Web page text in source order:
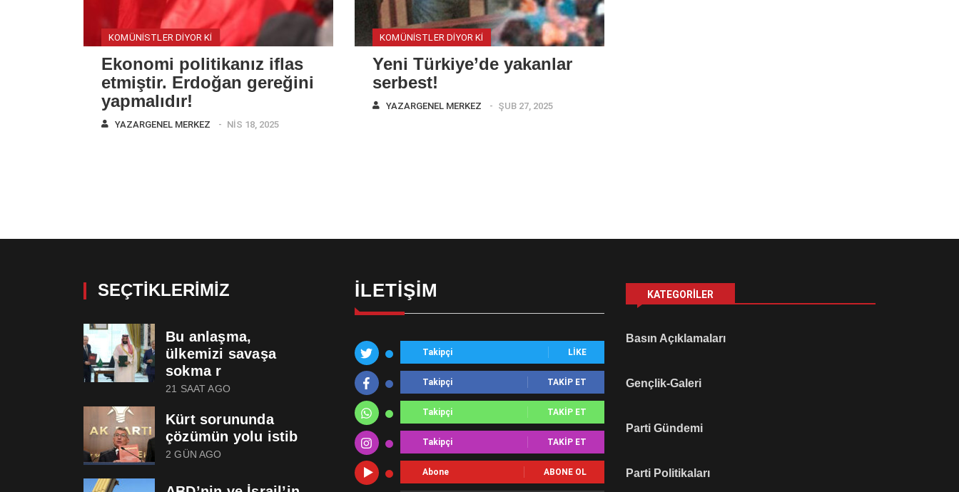
KOMÜNISTLER DIYOR KI
Ekonomi politikanız iflas
etmiştir. Erdoğan gereğini
yapmalıdır!
YAZARGENEL MERKEZ NIS 18, 2025
KOMÜNISTLER DIYOR KI
Yeni Türkiye’de yakanlar
serbest!
YAZARGENEL MERKEZ ŞUB 27, 2025
SEÇTIKLERIMIZ
Bu anlaşma,
ülkemizi savaşa
sokma r
21 SAAT AGO
Kürt sorununda
çözümün yolu istib
2 GÜN AGO
İLETIŞIM
Takipçi LIKE
Takipçi TAKIP ET
Takipçi TAKIP ET
Takipçi TAKIP ET
Abone ABONE OL
KATEGORILER
Basın Açıklamaları
Gençlik-Galeri
Parti Gündemi
Parti Politikaları